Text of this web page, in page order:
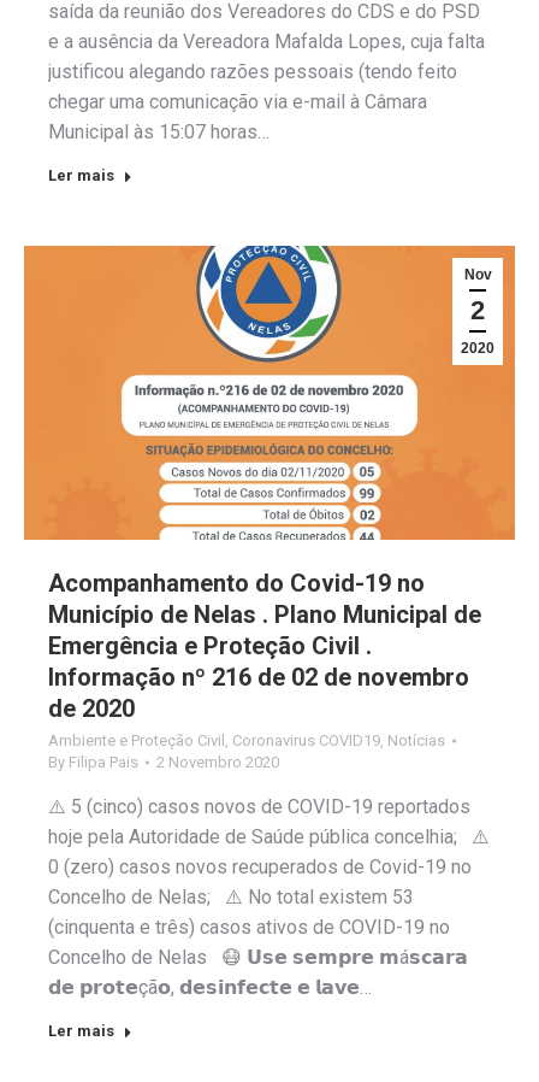
saída da reunião dos Vereadores do CDS e do PSD
e a ausência da Vereadora Mafalda Lopes, cuja falta
justificou alegando razões pessoais (tendo feito
chegar uma comunicação via e-mail à Câmara
Municipal às 15:07 horas…
Ler mais
Nov
2
2020
Acompanhamento do Covid-19 no
Município de Nelas . Plano Municipal de
Emergência e Proteção Civil .
Informação nº 216 de 02 de novembro
de 2020
Ambiente e Proteção Civil , Coronavirus COVID19, Notícias
By Filipa Pais 2 Novembro 2020
⚠️ 5 (cinco) casos novos de COVID-19 reportados
hoje pela Autoridade de Saúde pública concelhia; ⚠️
0 (zero) casos novos recuperados de Covid-19 no
Concelho de Nelas; ⚠️ No total existem 53
(cinquenta e três) casos ativos de COVID-19 no
Concelho de Nelas 😷 𝗨𝘀𝗲 𝘀𝗲𝗺𝗽𝗿𝗲 𝗺á𝘀𝗰𝗮𝗿𝗮
𝗱𝗲 𝗽𝗿𝗼𝘁𝗲çã𝗼, 𝗱𝗲𝘀𝗶𝗻𝗳𝗲𝗰𝘁𝗲 𝗲 𝗹𝗮𝘃𝗲…
Ler mais